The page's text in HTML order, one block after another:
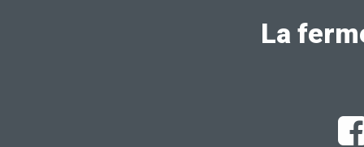
La